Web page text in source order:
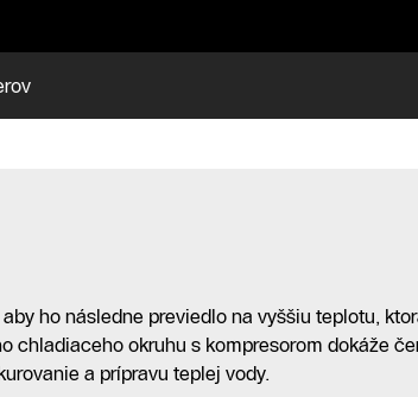
ho následne previedlo na vyššiu teplotu,
chladiaceho okruhu s kompresorom dokáže
a prípravu teplej vody.